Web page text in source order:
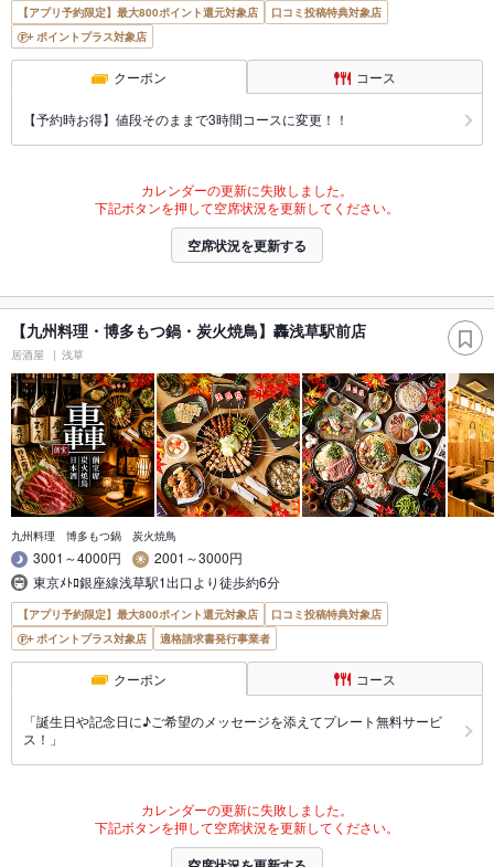
【アプリ予約限定】最大800ポイント還元対象店
口コミ投稿特典対象店
ポイントプラス対象店
クーポン コース
【予約時お得】値段そのままで3時間コースに変更！！
カレンダーの更新に失敗しました。
下記ボタンを押して空席状況を更新してください。
空席状況を更新する
【九州料理・博多もつ鍋・炭火焼鳥】轟浅草駅前店
居酒屋 浅草
九州料理 博多もつ鍋 炭火焼鳥
3001～4000円
2001～3000円
東京ﾒﾄﾛ銀座線浅草駅1出口より徒歩約6分
【アプリ予約限定】最大800ポイント還元対象店
口コミ投稿特典対象店
ポイントプラス対象店
適格請求書発行事業者
クーポン コース
「誕生日や記念日に♪ご希望のメッセージを添えてプレート無料サービ
ス！」
カレンダーの更新に失敗しました。
下記ボタンを押して空席状況を更新してください。